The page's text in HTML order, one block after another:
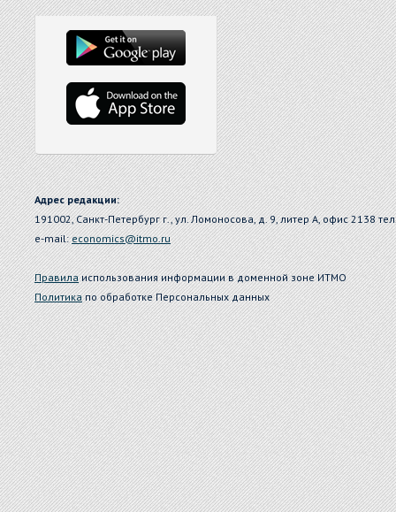
Адрес редакции:
191002, Санкт-Петербург г., ул. Ломоносова, д. 9, литер А, офис 2138
e-mail:economics@itmo.ru
Правилаиспользования информации в доменной зоне ИТМО
Политикапо обработке Персональных данных